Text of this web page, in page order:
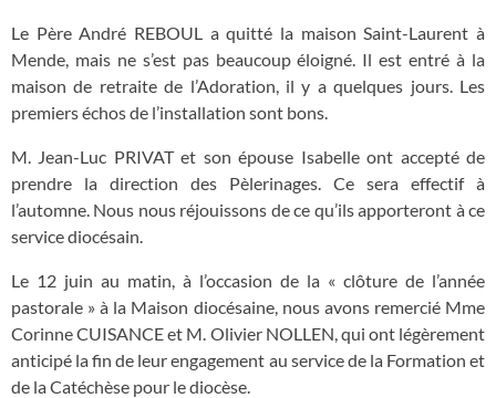
Le Père André REBOUL a quitté la maison Saint-Laurent à
Mende, mais ne s’est pas beaucoup éloigné. Il est entré à la
maison de retraite de l’Adoration, il y a quelques jours. Les
premiers échos de l’installation sont bons.
M. Jean-Luc PRIVAT et son épouse Isabelle ont accepté de
prendre la direction des Pèlerinages. Ce sera effectif à
l’automne. Nous nous réjouissons de ce qu’ils apporteront à ce
service diocésain.
Le 12 juin au matin, à l’occasion de la « clôture de l’année
pastorale » à la Maison diocésaine, nous avons remercié Mme
Corinne CUISANCE et M. Olivier NOLLEN, qui ont légèrement
anticipé la fin de leur engagement au service de la Formation et
de la Catéchèse pour le diocèse.